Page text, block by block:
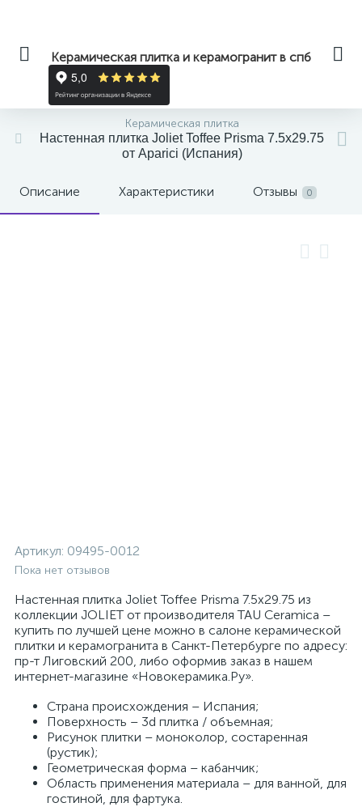
Керамическая плитка и керамогранит в спб
Керамическая плитка
Настенная плитка Joliet Toffee Prisma 7.5x29.75
от Aparici (Испания)
Описание Характеристики Отзывы 0
Артикул: 09495-0012
Пока нет отзывов
Настенная плитка Joliet Toffee Prisma 7.5x29.75 из
коллекции JOLIET от производителя TAU Ceramica –
купить по лучшей цене можно в салоне керамической
плитки и керамогранита в Санкт-Петербурге по адресу:
пр-т Лиговский 200, либо оформив заказ в нашем
интернет-магазине «Новокерамика.Ру».
Страна происхождения – Испания;
Поверхность – 3d плитка / объемная;
Рисунок плитки – моноколор, состаренная
(рустик);
Геометрическая форма – кабанчик;
Область применения материала – для ванной, для
гостиной, для фартука.